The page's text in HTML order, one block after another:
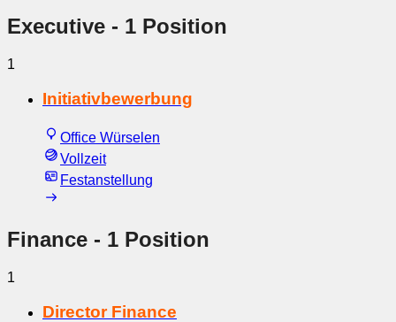
Executive - 1 Position
1
Initiativbewerbung
Office Würselen
Vollzeit
Festanstellung
Finance - 1 Position
1
Director Finance